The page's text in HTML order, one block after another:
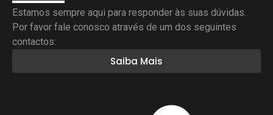
Estamos sempre aqui para responder às suas dúvidas.
Por favor fale conosco através de um dos seguintes
contactos:
Saiba Mais